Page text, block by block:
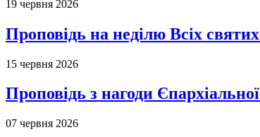
19 червня 2026
Проповідь на неділю Всіх
15 червня 2026
Проповідь з нагоди
07 червня 2026